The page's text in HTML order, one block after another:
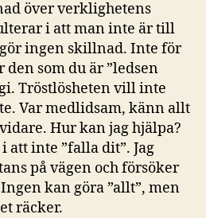
över verklighetens
i att man inte är till
ingen skillnad. Inte för
den som du är ”ledsen
Tröstlösheten vill inte
Var medlidsam, känn allt
Hur kan jag hjälpa?
att inte ”falla dit”. Jag
på vägen och försöker
kan göra ”allt”, men
räcker.